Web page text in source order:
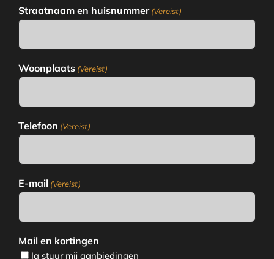
Straatnaam en huisnummer (Vereist)
Woonplaats (Vereist)
Telefoon (Vereist)
E-mail (Vereist)
Mail en kortingen
Ja stuur mij aanbiedingen